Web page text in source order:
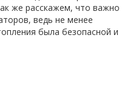
же расскажем, что важно
ведь не менее
была безопасной и